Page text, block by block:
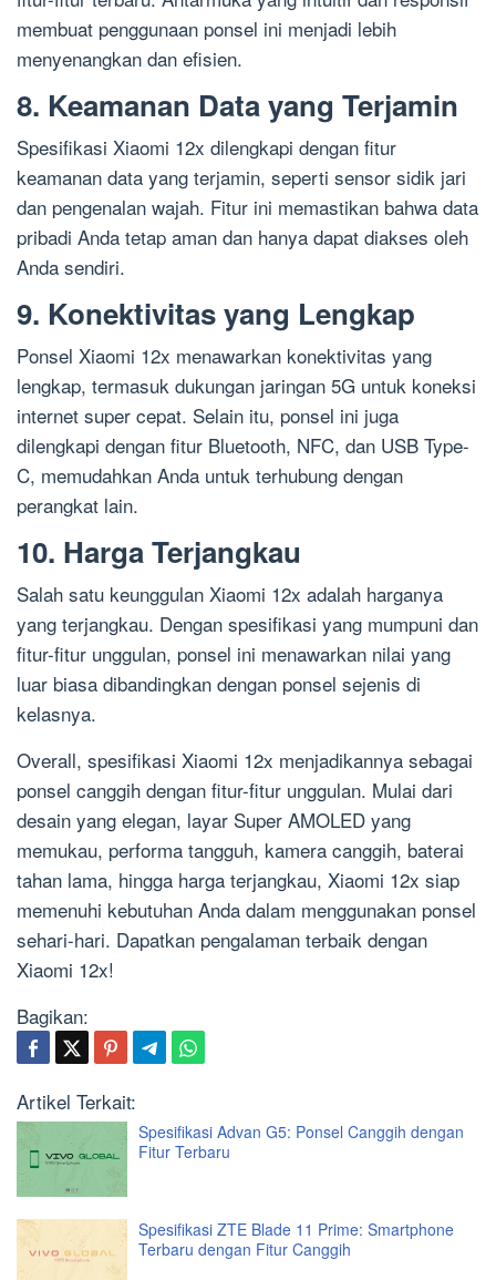
membuat penggunaan ponsel ini menjadi lebih
menyenangkan dan efisien.
8. Keamanan Data yang Terjamin
Spesifikasi Xiaomi 12x dilengkapi dengan fitur
keamanan data yang terjamin, seperti sensor sidik jari
dan pengenalan wajah. Fitur ini memastikan bahwa data
pribadi Anda tetap aman dan hanya dapat diakses oleh
Anda sendiri.
9. Konektivitas yang Lengkap
Ponsel Xiaomi 12x menawarkan konektivitas yang
lengkap, termasuk dukungan jaringan 5G untuk koneksi
internet super cepat. Selain itu, ponsel ini juga
dilengkapi dengan fitur Bluetooth, NFC, dan USB Type-
C, memudahkan Anda untuk terhubung dengan
perangkat lain.
10. Harga Terjangkau
Salah satu keunggulan Xiaomi 12x adalah harganya
yang terjangkau. Dengan spesifikasi yang mumpuni dan
fitur-fitur unggulan, ponsel ini menawarkan nilai yang
luar biasa dibandingkan dengan ponsel sejenis di
kelasnya.
Overall, spesifikasi Xiaomi 12x menjadikannya sebagai
ponsel canggih dengan fitur-fitur unggulan. Mulai dari
desain yang elegan, layar Super AMOLED yang
memukau, performa tangguh, kamera canggih, baterai
tahan lama, hingga harga terjangkau, Xiaomi 12x siap
memenuhi kebutuhan Anda dalam menggunakan ponsel
sehari-hari. Dapatkan pengalaman terbaik dengan
Xiaomi 12x!
Bagikan:
Artikel Terkait:
Spesifikasi Advan G5: Ponsel Canggih dengan
Fitur Terbaru
Spesifikasi ZTE Blade 11 Prime: Smartphone
Terbaru dengan Fitur Canggih